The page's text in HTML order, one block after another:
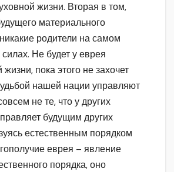
жизни. Вторая в том,
материального
родители на самом
Не будет у еврея
жизни, пока этого не захочет
нашей нации управляют
не те, что у других
будущим других
естественным порядком
еврея – явление
порядка, оно